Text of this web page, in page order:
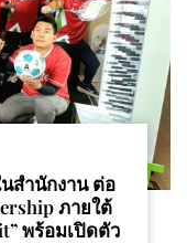
สำนักงาน ต่อ
ภายใต้
พร้อมเปิดตัว